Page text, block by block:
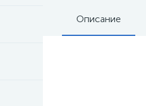
Описание